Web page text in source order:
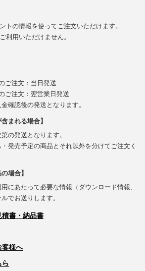
トの情報を使ってご注文いただけます。
利用いただけません。
ご注文：当日発送
ご注文：翌営業日発送
確認後の発送となります。
まれる場合】
の発送となります。
発売予定の商品とそれ以外を分けてご注文く
場合】
にあたって必要な情報（ダウンロード情報、
でお送りします。
書・納品書
客様へ
ら